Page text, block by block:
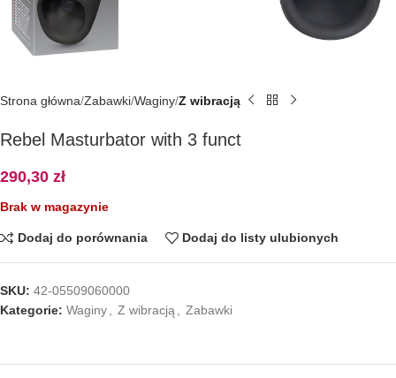
Strona główna Zabawki Waginy Z wibracją
Rebel Masturbator with 3 funct
290,30 zł
Brak w magazynie
Dodaj do porównania Dodaj do listy ulubionych
SKU: 42-05509060000
Kategorie: Waginy Z wibracją Zabawki